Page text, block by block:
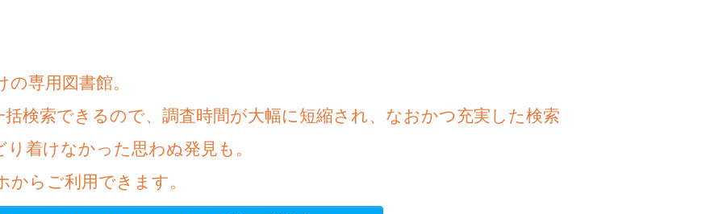
専用図書館。
検索できるので、調査時間が大幅に短縮され、なおかつ充実した検索
着けなかった思わぬ発見も。
らご利用できます。